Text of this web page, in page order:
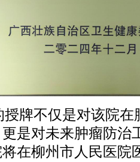
牌不仅是对该院
是对未来肿瘤防治
在柳州市人民医院